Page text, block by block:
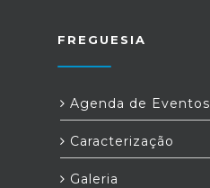
FREGUESIA
Agenda de Eventos
Caracterização
Galeria